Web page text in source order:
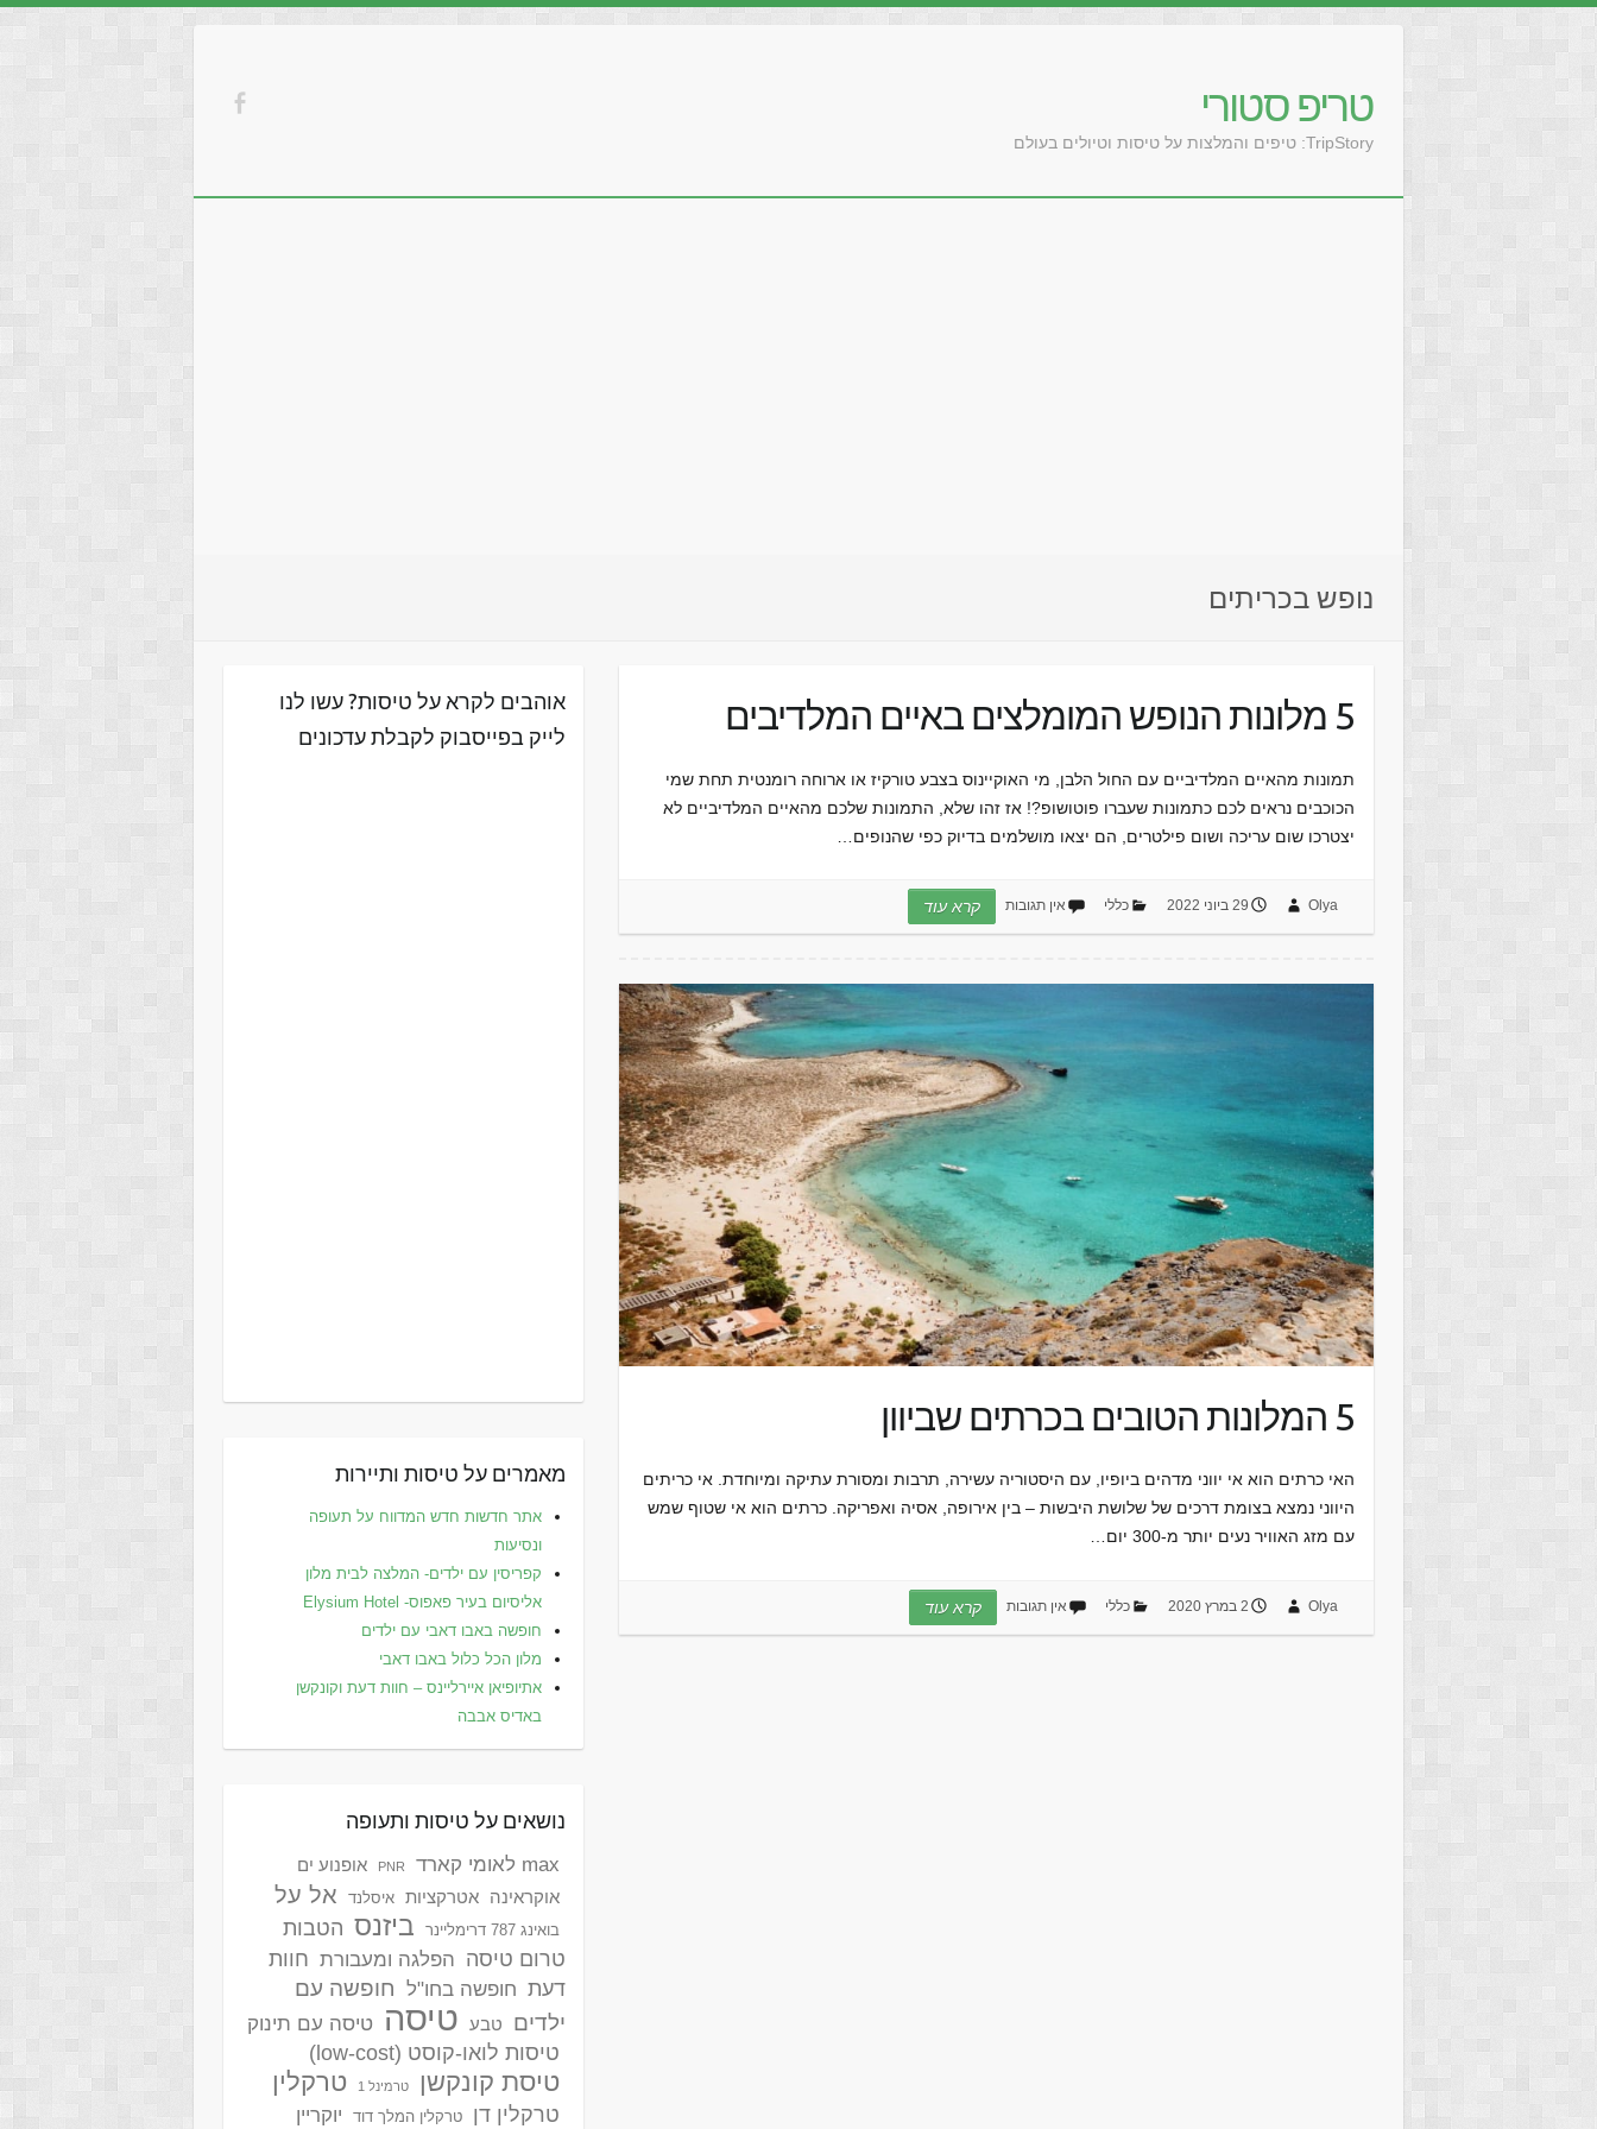
טריפ סטורי
TripStory: טיפים והמלצות על טיסות וטיולים בעולם
נופש בכריתים
5 מלונות הנופש המומלצים באיים המלדיבים
תמונות מהאיים המלדיביים עם החול הלבן, מי האוקיינוס בצבע טורקיז או ארוחה רומנטית תחת שמי
הכוכבים נראים לכם כתמונות שעברו פוטושופ?! אז זהו שלא, התמונות שלכם מהאיים המלדיביים לא
יצטרכו שום עריכה ושום פילטרים, הם יצאו מושלמים בדיוק כפי שהנופים…
Olya 29 ביוני 2022 כללי אין תגובות קרא עוד
5 המלונות הטובים בכרתים שביוון
האי כרתים הוא אי יווני מדהים ביופיו, עם היסטוריה עשירה, תרבות ומסורת עתיקה ומיוחדת. אי כריתים
היווני נמצא בצומת דרכים של שלושת היבשות – בין אירופה, אסיה ואפריקה. כרתים הוא אי שטוף שמש
עם מזג האוויר נעים יותר מ-300 יום…
Olya 2 במרץ 2020 כללי אין תגובות קרא עוד
אוהבים לקרא על טיסות? עשו לנו
לייק בפייסבוק לקבלת עדכונים
מאמרים על טיסות ותיירות
אתר חדשות חדש המדווח על תעופה
ונסיעות
קפריסין עם ילדים- המלצה לבית מלון
אליסיום בעיר פאפוס- Elysium Hotel
חופשה באבו דאבי עם ילדים
מלון הכל כלול באבו דאבי
אתיופיאן איירליינס – חוות דעת וקונקשן
באדיס אבבה
נושאים על טיסות ותעופה
max לאומי קארד PNR
אופנוע ים
אוקראינה
אטרקציות איסלנד אל על
בואינג 787 דרימליינר ביזנס הטבות
טרום טיסה
הפלגה ומעבורת חוות
דעת חופשה בחו"ל
חופשה עם
ילדים
טבע טיסה טיסה עם תינוק
טיסות לואו-קוסט (low-cost)
טיסת קונקשן טרמינל 1 טרקלין
טרקלין דן טרקלין המלך דוד יוקריין